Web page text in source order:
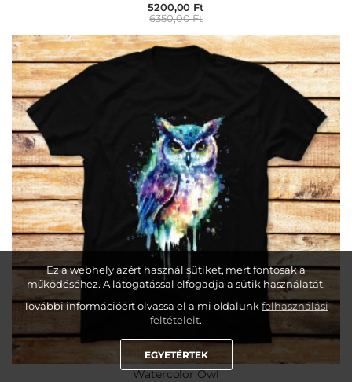
5200,00 Ft
6350,00 Ft
Watercolor Owl
Ez a webhely azért használ sütiket, mert fontosak a
működéséhez. A látogatással elfogadja a sütik használatát.
További információért olvassa el a mi oldalunkfelhasználási
feltételeit.
EGYETÉRTEK